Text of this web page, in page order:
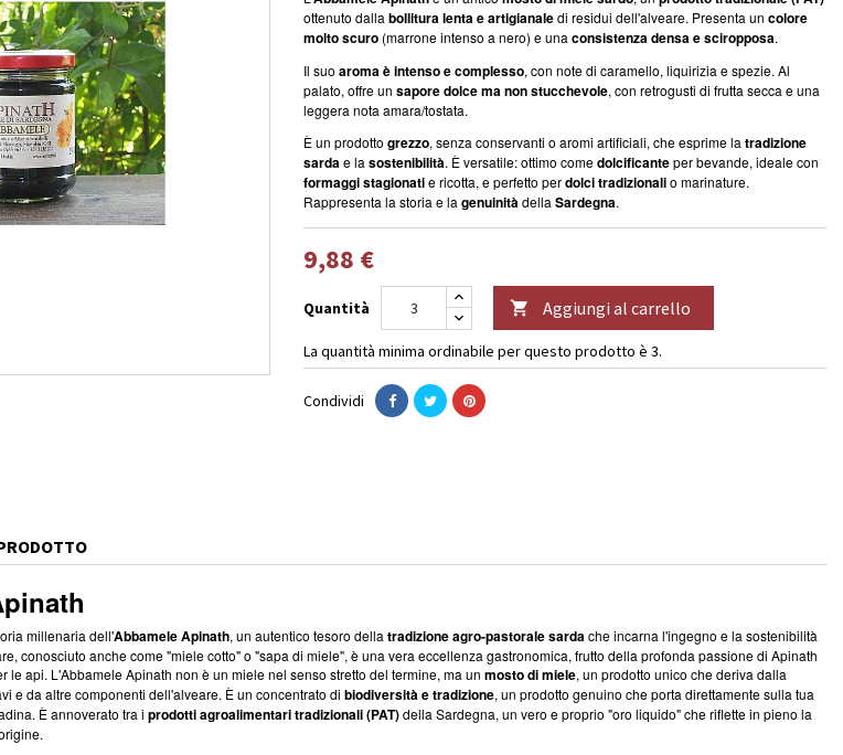
ottenuto dalla bollitura lenta e artigianaledi residui dell'alveare. Presenta un colore
molto scuro (marrone intenso a nero) e una consistenza densa e sciropposa.
Il suo aroma è intenso e complesso, con note di caramello, liquirizia e spezie. Al
palato, offre un sapore dolce ma non stucchevole, con retrogusti di frutta secca e una
leggera nota amara/tostata.
È un prodotto grezzo, senza conservanti o aromi artificiali, che esprime la tradizione
sardae la sostenibilità. È versatile: ottimo comedolcificanteper bevande, ideale con
formaggi stagionatie ricotta, e perfetto perdolci tradizionalio marinature.
Rappresenta la storia e la genuinitàdella Sardegna.
9,88 €
Quantità  Aggiungi al carrello
La quantità minima ordinabile per questo prodotto è 3.
Condividi
millenaria dell'Abbamele Apinath, un autentico tesoro della tradizione agro-pastorale sardache incarna l'ingegno e la sostenibilità
conosciuto anche come "miele cotto" o "sapa di miele", è una vera eccellenza gastronomica, frutto della profonda passione di Apinath
le api. L'Abbamele Apinath non è un miele nel senso stretto del termine, ma un mosto di miele, un prodotto unico che deriva dalla
e da altre componenti dell'alveare. È un concentrato di biodiversità e tradizione, un prodotto genuino che porta direttamente sulla tua
È annoverato tra i prodotti agroalimentari tradizionali (PAT)della Sardegna, un vero e proprio "oro liquido" che riflette in pieno la